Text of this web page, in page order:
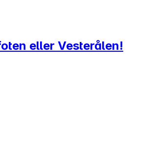
eller Vesterålen!